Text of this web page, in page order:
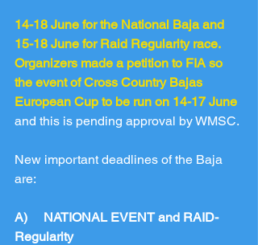
14-18 June for the National Baja and
15-18 June for Raid Regularity race.
Organizers made a petition to FIA so
the event of Cross Country Bajas
European Cup to be run on 14-17 June
and this is pending approval by WMSC.
New important deadlines of the Baja
are:
A)     NATIONAL EVENT and RAID-
Regularity